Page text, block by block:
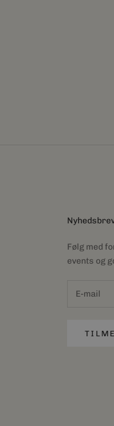
Følg med
events og